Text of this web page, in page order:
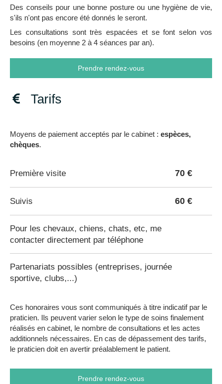
Des conseils pour une bonne posture ou une hygiène de vie,
s'ils n'ont pas encore été donnés le seront.
Les consultations sont très espacées et se font selon vos
besoins (en moyenne 2 à 4 séances par an).
Prendre rendez-vous
Tarifs
Moyens de paiement acceptés par le cabinet : espèces,
chèques.
Première visite 70 €
Suivis 60 €
Pour les chevaux, chiens, chats, etc, me
contacter directement par téléphone
Partenariats possibles (entreprises, journée
sportive, clubs,...)
Ces honoraires vous sont communiqués à titre indicatif par le
praticien. Ils peuvent varier selon le type de soins finalement
réalisés en cabinet, le nombre de consultations et les actes
additionnels nécessaires. En cas de dépassement des tarifs,
le praticien doit en avertir préalablement le patient.
Prendre rendez-vous